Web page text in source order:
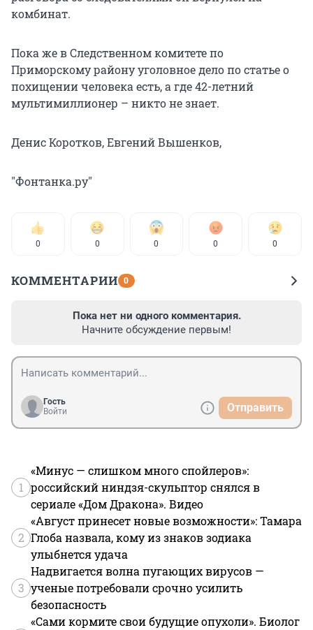
комбинат.
Пока же в Следственном комитете по
Приморскому району уголовное дело по статье о
похищении человека есть, а где 42-летний
мультимиллионер – никто не знает.
Денис Коротков, Евгений Вышенков,
"Фонтанка.ру"
0 0 0 0 0
КОММЕНТАРИИ 0
Пока нет ни одного комментария.
Начните обсуждение первым!
Гость
Войти
Отправить
1
«Минус — слишком много спойлеров»:
российский ниндзя-скульптор снялся в
сериале «Дом Дракона». Видео
2
«Август принесет новые возможности»: Тамара
Глоба назвала, кому из знаков зодиака
улыбнется удача
3
Надвигается волна пугающих вирусов —
ученые потребовали срочно усилить
безопасность
«Сами кормите свои будущие опухоли». Биолог